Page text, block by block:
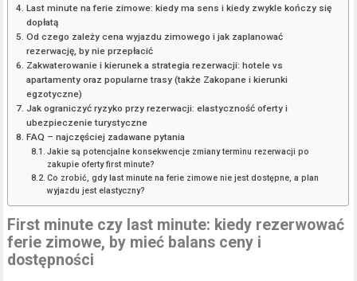
Last minute na ferie zimowe: kiedy ma sens i kiedy zwykle kończy się
dopłatą
Od czego zależy cena wyjazdu zimowego i jak zaplanować
rezerwację, by nie przepłacić
Zakwaterowanie i kierunek a strategia rezerwacji: hotele vs
apartamenty oraz popularne trasy (także Zakopane i kierunki
egzotyczne)
Jak ograniczyć ryzyko przy rezerwacji: elastyczność oferty i
ubezpieczenie turystyczne
FAQ – najczęściej zadawane pytania
Jakie są potencjalne konsekwencje zmiany terminu rezerwacji po
zakupie oferty first minute?
Co zrobić, gdy last minute na ferie zimowe nie jest dostępne, a plan
wyjazdu jest elastyczny?
First minute czy last minute: kiedy rezerwować
ferie zimowe, by mieć balans ceny i
dostępności